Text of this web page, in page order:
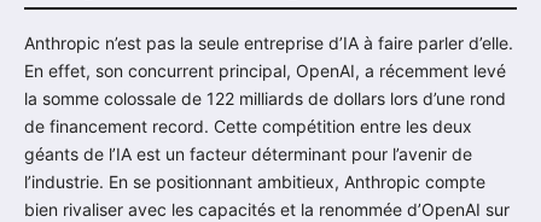
Anthropic n’est pas la seule entreprise d’IA à faire parler d’elle.
En effet, son concurrent principal, OpenAI, a récemment levé
la somme colossale de 122 milliards de dollars lors d’une rond
de financement record. Cette compétition entre les deux
géants de l’IA est un facteur déterminant pour l’avenir de
l’industrie. En se positionnant ambitieux, Anthropic compte
bien rivaliser avec les capacités et la renommée d’OpenAI sur